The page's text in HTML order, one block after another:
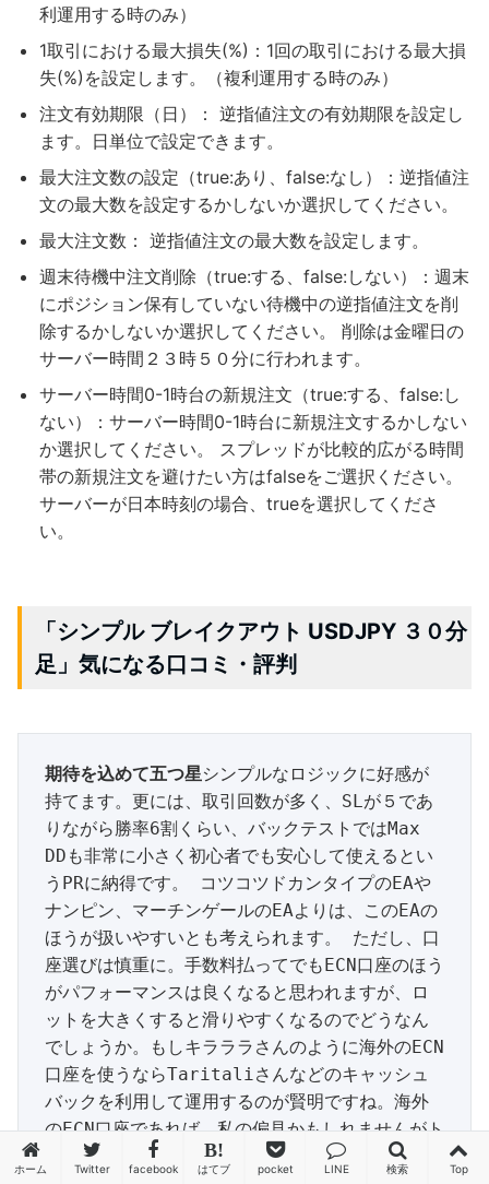
利運用する時のみ）
1取引における最大損失(%)：1回の取引における最大損
失(%)を設定します。（複利運用する時のみ）
注文有効期限（日）： 逆指値注文の有効期限を設定し
ます。日単位で設定できます。
最大注文数の設定（true:あり、false:なし）：逆指値注
文の最大数を設定するかしないか選択してください。
最大注文数： 逆指値注文の最大数を設定します。
週末待機中注文削除（true:する、false:しない）：週末
にポジション保有していない待機中の逆指値注文を削
除するかしないか選択してください。 削除は金曜日の
サーバー時間２３時５０分に行われます。
サーバー時間0-1時台の新規注文（true:する、false:し
ない）：サーバー時間0-1時台に新規注文するかしない
か選択してください。 スプレッドが比較的広がる時間
帯の新規注文を避けたい方はfalseをご選択ください。
サーバーが日本時刻の場合、trueを選択してくださ
い。
「シンプル ブレイクアウト USDJPY ３０分
足」気になる口コミ・評判
期待を込めて五つ星シンプルなロジックに好感が
持てます。更には、取引回数が多く、SLが５であ
りながら勝率6割くらい、バックテストではMax
DDも非常に小さく初心者でも安心して使えるとい
うPRに納得です。 コツコツドカンタイプのEAや
ナンピン、マーチンゲールのEAよりは、このEAの
ほうが扱いやすいとも考えられます。 ただし、口
座選びは慎重に。手数料払ってでもECN口座のほう
がパフォーマンスは良くなると思われますが、ロ
ットを大きくすると滑りやすくなるのでどうなん
でしょうか。もしキラララさんのように海外のECN
口座を使うならTaritaliさんなどのキャッシュ
バックを利用して運用するのが賢明ですね。海外
のECN口座であれば、私の偏見かもしれませんがト
レードビューの方が良いのではと思います。 ま
ホーム Twitter facebook はてブ pocket LINE 検索 Top